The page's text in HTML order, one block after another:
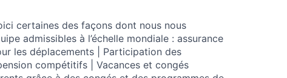
certaines des façons dont nous nous
admissibles à l’échelle mondiale : assurance
les déplacements | Participation des
compétitifs | Vacances et congés